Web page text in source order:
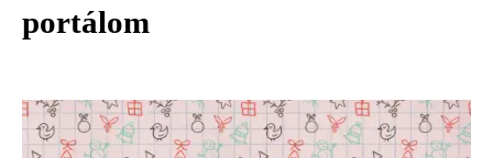
portálom